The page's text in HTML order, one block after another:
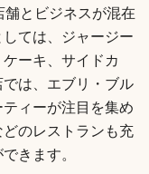
とビジネスが混在
ては、ジャージー
ーキ、サイドカ
は、エブリ・ブル
ィーが注目を集め
のレストランも充
きます。